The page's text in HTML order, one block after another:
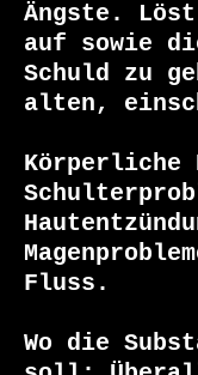
Ängste.
auf sowie
Schuld zu
alten,
Körperliche
Fluss.
Wo die